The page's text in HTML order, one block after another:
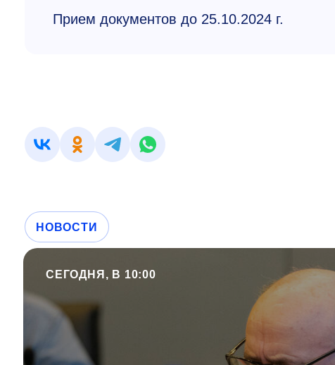
Прием документов до 25.10.2024 г.
НОВОСТИ
СЕГОДНЯ, В 10:00